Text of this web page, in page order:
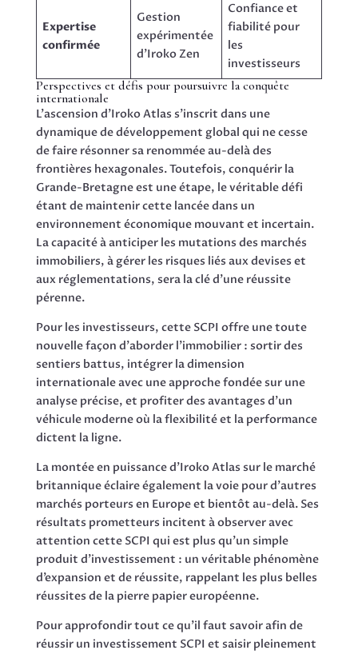
Expertise
confirmée
Gestion
expérimentée
d’Iroko Zen
Confiance et
fiabilité pour
les
investisseurs
Perspectives et défis pour poursuivre la conquête
internationale
L’ascension d’Iroko Atlas s’inscrit dans une
dynamique de développement global qui ne cesse
de faire résonner sa renommée au-delà des
frontières hexagonales. Toutefois, conquérir la
Grande-Bretagne est une étape, le véritable défi
étant de maintenir cette lancée dans un
environnement économique mouvant et incertain.
La capacité à anticiper les mutations des marchés
immobiliers, à gérer les risques liés aux devises et
aux réglementations, sera la clé d’une réussite
pérenne.
Pour les investisseurs, cette SCPI offre une toute
nouvelle façon d’aborder l’immobilier : sortir des
sentiers battus, intégrer la dimension
internationale avec une approche fondée sur une
analyse précise, et profiter des avantages d’un
véhicule moderne où la flexibilité et la performance
dictent la ligne.
La montée en puissance d’Iroko Atlas sur le marché
britannique éclaire également la voie pour d’autres
marchés porteurs en Europe et bientôt au-delà. Ses
résultats prometteurs incitent à observer avec
attention cette SCPI qui est plus qu’un simple
produit d’investissement : un véritable phénomène
d’expansion et de réussite, rappelant les plus belles
réussites de la pierre papier européenne.
Pour approfondir tout ce qu’il faut savoir afin de
réussir un investissement SCPI et saisir pleinement